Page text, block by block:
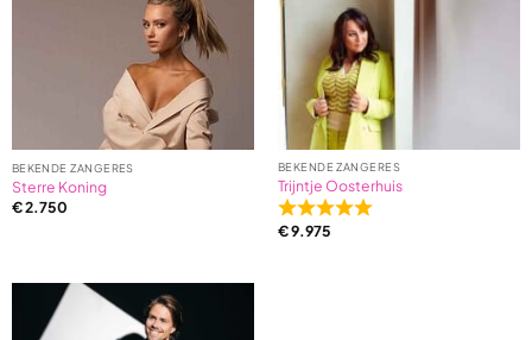
BEKENDE ZANGERES
Sterre Koning
€2.750
BEKENDE ZANGERES
Trijntje Oosterhuis
Rated
5,0
€9.975